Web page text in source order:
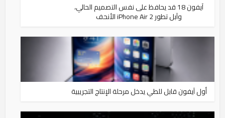
آيفون 18 قد يحافظ على نفس التصميم الحالي،
وآبل تطور iPhone Air 2 الأنحف
أول آيفون قابل للطي يدخل مرحلة الإنتاج التجريبية